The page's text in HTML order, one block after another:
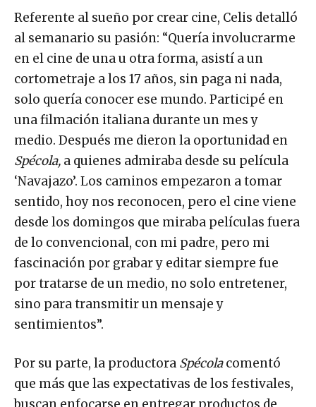
Referente al sueño por crear cine, Celis detalló
al semanario su pasión: “Quería involucrarme
en el cine de una u otra forma, asistí a un
cortometraje a los 17 años, sin paga ni nada,
solo quería conocer ese mundo. Participé en
una filmación italiana durante un mes y
medio. Después me dieron la oportunidad en
Spécola, a quienes admiraba desde su película
‘Navajazo’. Los caminos empezaron a tomar
sentido, hoy nos reconocen, pero el cine viene
desde los domingos que miraba películas fuera
de lo convencional, con mi padre, pero mi
fascinación por grabar y editar siempre fue
por tratarse de un medio, no solo entretener,
sino para transmitir un mensaje y
sentimientos”.
Por su parte, la productora Spécolacomentó
que más que las expectativas de los festivales,